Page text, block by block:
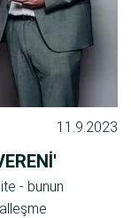
11.9.2023
- bunun